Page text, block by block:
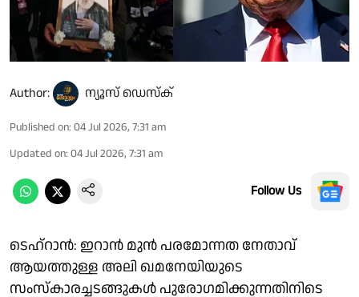
Author: ന്യൂസ് ഡെസ്ക്
Published on: 04 Jul 2026, 7:31 am
Updated on: 04 Jul 2026, 7:31 am
Follow Us
ടെഹ്റാൻ: ഇറാൻ മുൻ പരമോന്നത നേതാവ്
ആയത്തുള്ള അലി ഖമനേയിയുടെ
സംസ്കാരച്ചടങ്ങുകൾ പുരോഗമിക്കുന്നതിനിടെ